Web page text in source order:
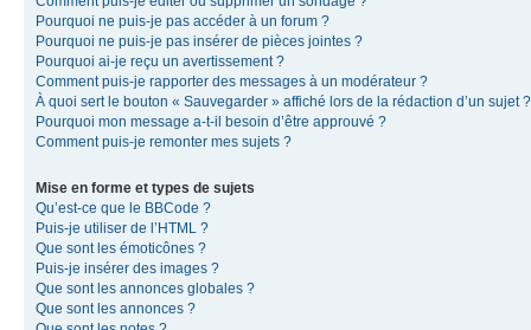
Pourquoi ne puis-je pas accéder à un forum ?
Pourquoi ne puis-je pas insérer de pièces jointes ?
Pourquoi ai-je reçu un avertissement ?
Comment puis-je rapporter des messages à un modérateur ?
À quoi sert le bouton « Sauvegarder » affiché lors de la rédaction d’un sujet ?
Pourquoi mon message a-t-il besoin d’être approuvé ?
Comment puis-je remonter mes sujets ?
Mise en forme et types de sujets
Qu’est-ce que le BBCode ?
Puis-je utiliser de l’HTML ?
Que sont les émoticônes ?
Puis-je insérer des images ?
Que sont les annonces globales ?
Que sont les annonces ?